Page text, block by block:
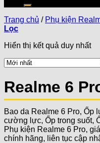
Trang chủ / Phụ kiện
Lọc
Hiển thị kết quả duy nhất
Realme 6
Bao da Realme 6 Pro, Ốp
cường lực, Ốp trong suốt,
Phụ kiện Realme 6 Pro,
chính hãng, liên tục cập